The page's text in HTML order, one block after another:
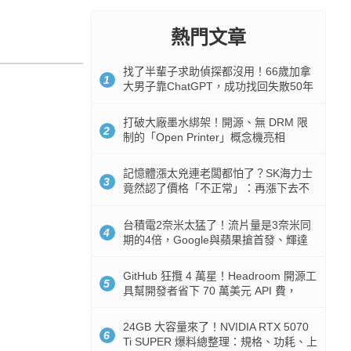
熱門文章
1
找了半輩子求助偵探都沒用！66歲加拿
大男子靠ChatGPT，成功找回失散50年
2
打破大廠墨水綁架！開源、無 DRM 限
制的「Open Printer」概念機亮相
3
記憶體漲太兇連老闆都怕了？SK海力士
竟然認了價格「不正常」：再漲下去不
4
台積電2奈米太猛了！流片量是3奈米同
期的4倍，Google與蘋果搶首發、輝達
5
GitHub 狂攬 4 萬星！Headroom 開源工
具幫開發者省下 70 萬美元 API 費，
6
24GB 大容量來了！NVIDIA RTX 5070
Ti SUPER 爆料總整理：規格、功耗、上